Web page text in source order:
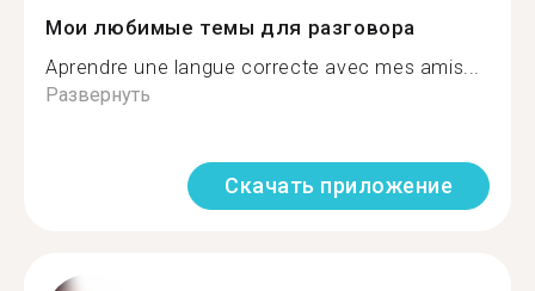
Мои любимые темы для разговора
Aprendre une langue correcte avec mes amis...
Развернуть
Скачать приложение